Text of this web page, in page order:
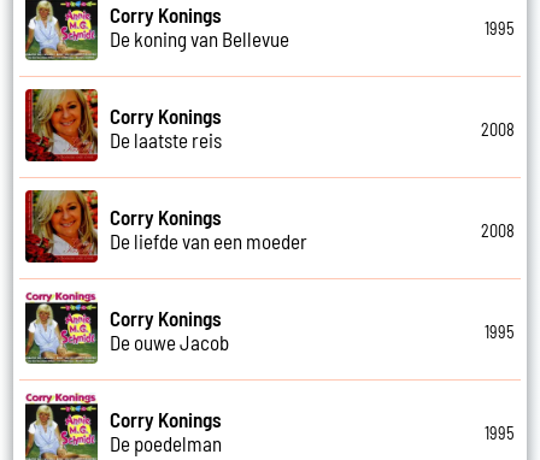
Corry Konings
De koning van Bellevue
1995
Corry Konings
De laatste reis
2008
Corry Konings
De liefde van een moeder
2008
Corry Konings
De ouwe Jacob
1995
Corry Konings
De poedelman
1995